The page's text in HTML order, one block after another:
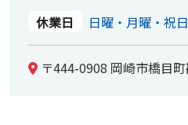
休業日
日曜・月曜・祝日
〒444-0908 岡崎市橋目